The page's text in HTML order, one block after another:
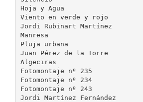
Hoja y Agua
Viento en verde y rojo
Jordi Rubinart Martínez
Manresa
Pluja urbana
Juan Pérez de la Torre
Algeciras
Fotomontaje nº 235
Fotomontaje nº 234
Fotomontaje nº 243
Jordi Martínez Fernández